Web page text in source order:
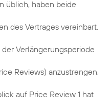
üblich, haben beide
des Vertrages vereinbart.
Verlängerungsperiode
Reviews) anzustrengen,
auf Price Review 1 hat